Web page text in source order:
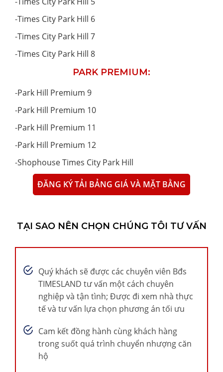
-Times City Park Hill 6
-Times City Park Hill 7
-Times City Park Hill 8
PARK PREMIUM:
-Park Hill Premium 9
-Park Hill Premium 10
-Park Hill Premium 11
-Park Hill Premium 12
-Shophouse Times City Park Hill
ĐĂNG KÝ TẢI BẢNG GIÁ VÀ MẶT BẰNG
TẠI SAO NÊN CHỌN CHÚNG TÔI TƯ VẤN
Quý khách sẽ được các chuyên viên Bđs
TIMESLAND tư vấn một cách chuyên
nghiệp và tận tình; Được đi xem nhà thực
tế và tư vấn lựa chọn phương án tối ưu
Cam kết đồng hành cùng khách hàng
trong suốt quá trình chuyển nhượng căn
hộ